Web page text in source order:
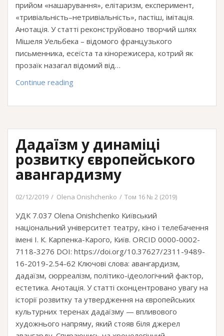
прийом «нашарування», елітаризм, експеримент,
«тривіальність–нетривіальність», пастіш, імітація.
Анотація. У статті реконструйовано творчий шлях
Мішеля Уельбека – відомого французького
письменника, есеїста та кінорежисера, котрий як
прозаїк назагал відомий від…
Continue reading
художньої
культуротворча
модель
Мішеля
Уельбека
Дадаїзм у динаміці
розвитку європейського
авангардизму
02/12/2019 Olena Onishchenko Том 16 № 2 (2019)
УДК 7.037 Olena Onishchenko Київський
національний університет театру, кіно і телебачення
імені І. К. Карпенка-Карого, Київ. ORCID 0000-0002-
7118-3276 DOI: https://doi.org/10.37627/2311-9489-
16-2019-2.54-62 Ключові слова: авангардизм,
дадаїзм, сюрреалізм, політико-ідеологічний фактор,
естетика. Анотація. У статті сконцентровано увагу на
історії розвитку та утвердження на європейських
культурних теренах дадаїзму — впливового
художнього напряму, який стояв біля джерел